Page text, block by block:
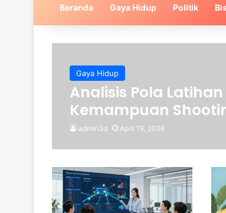
Beranda Gaya Hidup Politik
Gaya Hidup
Analisis Pola
Kemampuan
admin3d April 19, 2026